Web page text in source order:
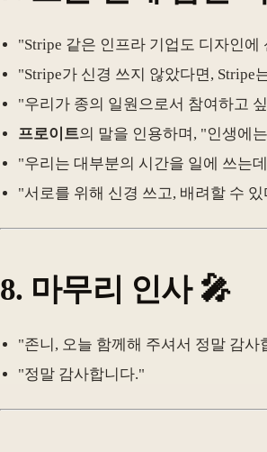
"Stripe 같은 인프라 기업도 디자인
"Stripe가 신경 쓰지 않았다면, Stripe
"우리가 종의 일원으로서 참여하고
프로이트의 말을 인용하며, "인생에
"우리는 대부분의 시간을 일에 쓰는
"서로를 위해 신경 쓰고, 배려할 수
8. 마무리 인사🎤
"존니, 오늘 함께해 주셔서 정말 감사
"정말 감사합니다."